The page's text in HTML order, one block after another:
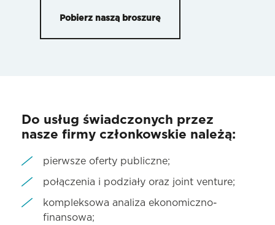
Pobierz naszą broszurę
Do usług świadczonych przez
nasze firmy członkowskie należą:
pierwsze oferty publiczne;
połączenia i podziały oraz joint venture;
kompleksowa analiza ekonomiczno-
finansowa;